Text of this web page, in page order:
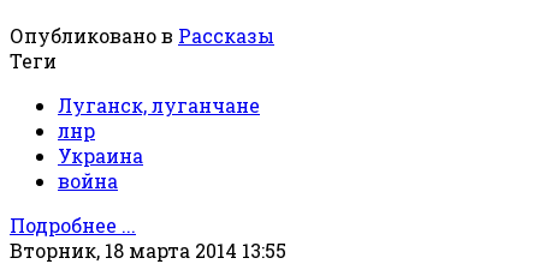
Опубликовано в Рассказы
Теги
Луганск, луганчане
лнр
Украина
война
Подробнее ...
Вторник, 18 марта 2014 13:55